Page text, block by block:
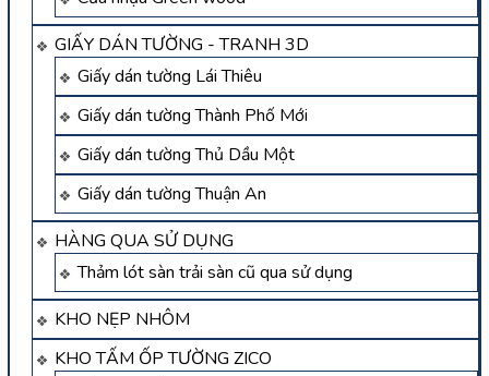
GIẤY DÁN TƯỜNG - TRANH 3D
Giấy dán tường Lái Thiêu
Giấy dán tường Thành Phố Mới
Giấy dán tường Thủ Dầu Một
Giấy dán tường Thuận An
HÀNG QUA SỬ DỤNG
Thảm lót sàn trải sàn cũ qua sử dụng
KHO NẸP NHÔM
KHO TẤM ỐP TƯỜNG ZICO